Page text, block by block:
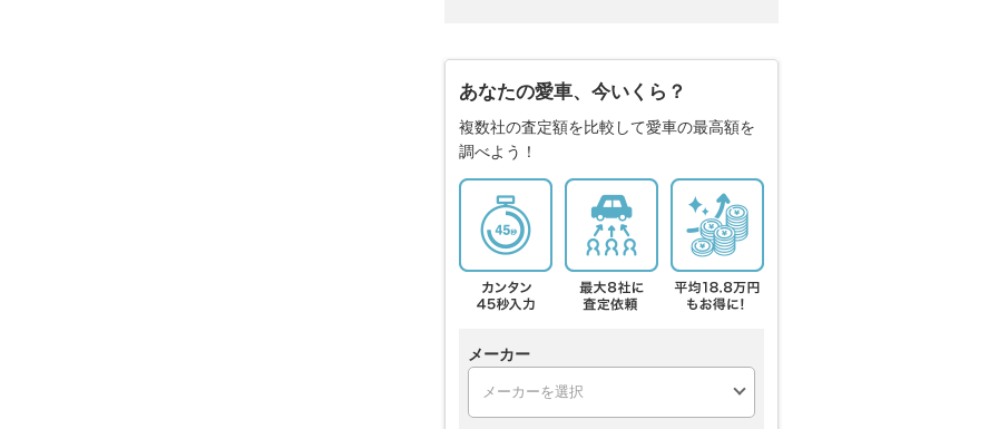
あなたの愛車、今いくら？
複数社の査定額を比較して愛車の最高額を
調べよう！
メーカー